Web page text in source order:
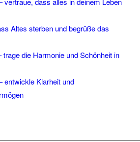
Altes sterben und begrüße das
trage die Harmonie und Schönheit in
entwickle Klarheit und